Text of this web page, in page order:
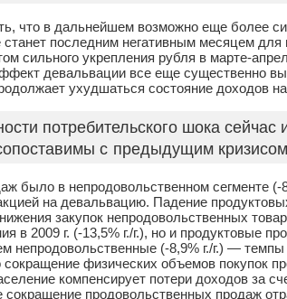
что в дальнейшем возможно еще более
последним негативным месяцем для
сильного укрепления рубля в марте-
девальвации все еще существенно
ухудшаться состояние доходов
потребительского шока сейчас
с предыдущим
было в непродовольственном сегменте (-
на девальвацию. Падение
закупок непродовольственных
в 2009 г. (-13,5% г./г.), но и продуктовые
непродовольственные (-8,9% г./г.) —
физических объемов покупок
компенсирует потери доходов за
продовольственных продаж